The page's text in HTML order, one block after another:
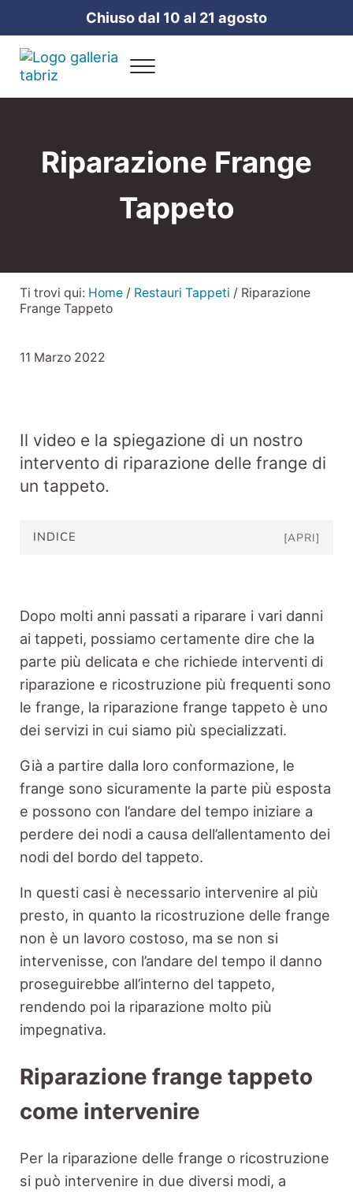
Passa al contenuto principale
Skip to header right navigation
Skip to site footerChiuso dal 10 al 21 agosto
Galleria Tabriz
Menu
Riparazione Frange
Tappeto
Ti trovi qui: Home / Restauri Tappeti /Riparazione
Frange Tappeto
11 Marzo 2022
Il video e la spiegazione di un nostro
intervento di riparazione delle frange di
un tappeto.
INDICE [APRI]
Dopo molti anni passati a riparare i vari danni
ai tappeti, possiamo certamente dire che la
parte più delicata e che richiede interventi di
riparazione e ricostruzione più frequenti sono
le frange, la riparazione frange tappeto è uno
dei servizi in cui siamo più specializzati.
Già a partire dalla loro conformazione, le
frange sono sicuramente la parte più esposta
e possono con l’andare del tempo iniziare a
perdere dei nodi a causa dell’allentamento dei
nodi del bordo del tappeto.
In questi casi è necessario intervenire al più
presto, in quanto la ricostruzione delle frange
non è un lavoro costoso, ma se non si
intervenisse, con l’andare del tempo il danno
proseguirebbe all’interno del tappeto,
rendendo poi la riparazione molto più
impegnativa.
Riparazione frange tappeto
come intervenire
Per la riparazione delle frange o ricostruzione
si può intervenire in due diversi modi, a